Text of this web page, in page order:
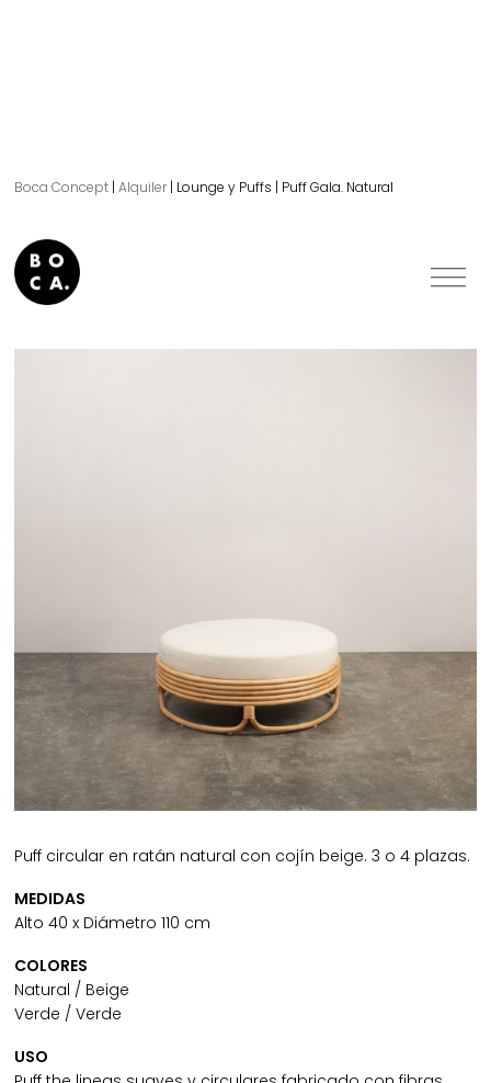
Boca Concept | Alquiler | Lounge y Puffs | Puff Gala. Natural
Puff Gala. Natural.
Puff circular en ratán natural con cojín beige. 3 o 4 plazas.
MEDIDAS
Alto 40 x Diámetro 110 cm
COLORES
Natural / Beige
Verde / Verde
USO